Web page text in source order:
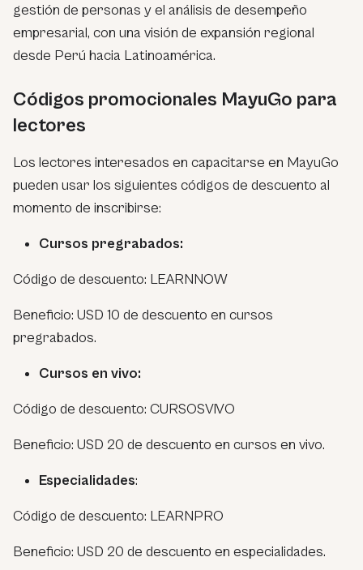
gestión de personas y el análisis de desempeño
empresarial, con una visión de expansión regional
desde Perú hacia Latinoamérica.
Códigos promocionales MayuGo para
lectores
Los lectores interesados en capacitarse en MayuGo
pueden usar los siguientes códigos de descuento al
momento de inscribirse:
Cursos pregrabados:
Código de descuento: LEARNNOW
Beneficio: USD 10 de descuento en cursos
pregrabados.
Cursos en vivo:
Código de descuento: CURSOSVIVO
Beneficio: USD 20 de descuento en cursos en vivo.
Especialidades:
Código de descuento: LEARNPRO
Beneficio: USD 20 de descuento en especialidades.